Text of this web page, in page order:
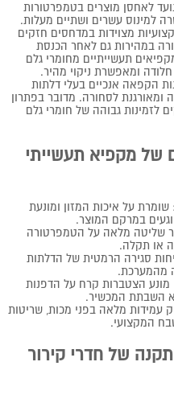
לאחסן מוצרים בטמפרטורות
למינוס עשרים ושתיים מעלות.
מצוידות במדחסים חזקים
במהירות גם לאחר הכנסת
תעשייתיים מחומרי גלם
ומאפשרת ניקוי מהיר.
הקפאה אנכיים בעלי דלתות
לסחורה. מדובר בפתרון
לזמינות גבוהה של חומרי גלם
של מקפיא תעשייתי
על איכות המזון ומונעת
במרקם המוצר.
שליטה מלאה על הטמפרטורה
או תקלה.
סגירה הרמטית של הדלתות
מהמערכת.
מונע הצטברות קרח על הדפנות
השבתת המכשיר.
עמידות מלאה בפני מכות, שריטות
המקצועי.
של חדרי קירור